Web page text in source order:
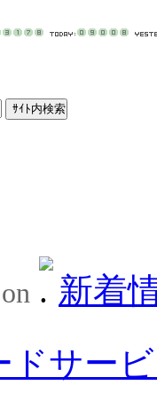
新着
ドサー